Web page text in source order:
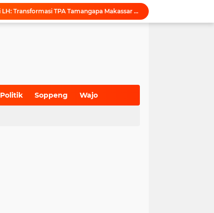
Puji Penataan TPA, Menteri LH: Transformasi TPA Tamangapa Makassar Layak Jadi Contoh Nasional
Dukung Tata Kelola Wilayah Presisi, KKN-T Infrastruktur PU Unhas Gel. 116 Serahkan Peta Batas Dusun Berbasis GIS ke Desa Bonto Matene
Wali Kota Makassar Tegaskan Komitmen Perkuat Toleransi Saat Sambut Peserta Rakernas BAMAGNAS
Politik Soppeng Wajo